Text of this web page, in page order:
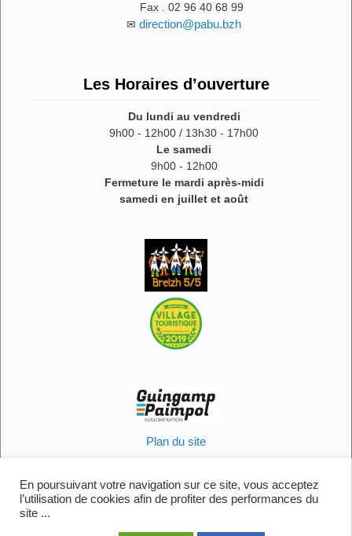
Fax . 02 96 40 68 99
✉ direction@pabu.bzh
Les Horaires d’ouverture
Du lundi au vendredi
9h00 - 12h00 / 13h30 - 17h00
Le samedi
9h00 - 12h00
Fermeture le mardi après-midi
samedi en juillet et août
Plan du site
Politique en matière de cookies
Contactez-nous
En poursuivant votre navigation sur ce site, vous acceptez
l’utilisation de cookies afin de profiter des performances du
site ...